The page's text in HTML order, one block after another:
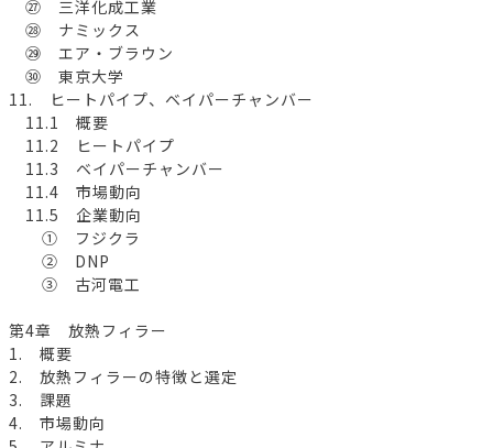
㉗ 三洋化成工業
㉘ ナミックス
㉙ エア・ブラウン
㉚ 東京大学
11. ヒートパイプ、ベイパーチャンバー
11.1 概要
11.2 ヒートパイプ
11.3 ベイパーチャンバー
11.4 市場動向
11.5 企業動向
① フジクラ
② DNP
③ 古河電工
第4章 放熱フィラー
1. 概要
2. 放熱フィラーの特徴と選定
3. 課題
4. 市場動向